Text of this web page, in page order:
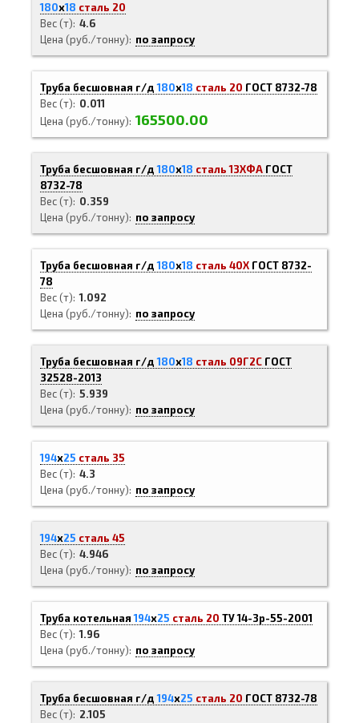
180х18 сталь 20
Вес (т) 4.6
Цена (руб./тонну)
по запросу
Труба бесшовная г/д180х18 сталь 20 ГОСТ 8732-78
Вес (т)
0.011
Цена (руб./тонну) 165500.00
Труба бесшовная г/д180х18 сталь 13ХФА ГОСТ
8732-78
Вес (т)
0.359
Цена (руб./тонну)
по запросу
Труба бесшовная г/д180х18 сталь 40Х ГОСТ 8732-
78
Вес (т) 1.092
Цена (руб./тонну)
по запросу
Труба бесшовная г/д180х18 сталь 09Г2С ГОСТ
32528-2013
Вес (т) 5.939
Цена (руб./тонну)
по запросу
194х25 сталь 35
Вес (т) 4.3
Цена (руб./тонну)
по запросу
194х25 сталь 45
Вес (т) 4.946
Цена (руб./тонну)
по запросу
Труба котельная194х25 сталь 20 ТУ 14-3р-55-2001
Вес (т) 1.96
Цена (руб./тонну)
по запросу
Труба бесшовная г/д194х25 сталь 20 ГОСТ 8732-78
Вес (т)
2.105